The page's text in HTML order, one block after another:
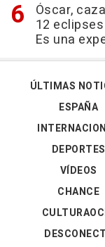
Óscar,
12
Es una
ÚLTIMAS
ESPAÑA
DEPORTES
VÍDEOS
CHANCE